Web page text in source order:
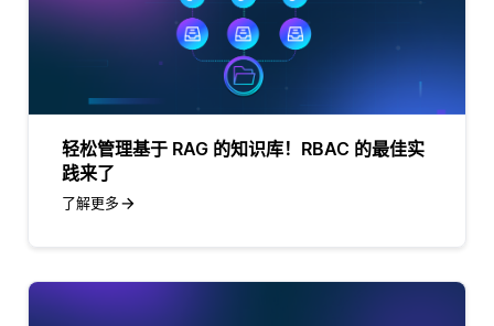
轻松管理基于 RAG 的知识库！RBAC 的最佳实
践来了
了解更多